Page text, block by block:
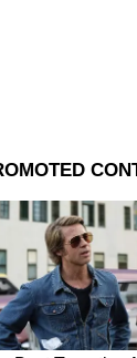
হিসেবে
এবং
কমান্ড